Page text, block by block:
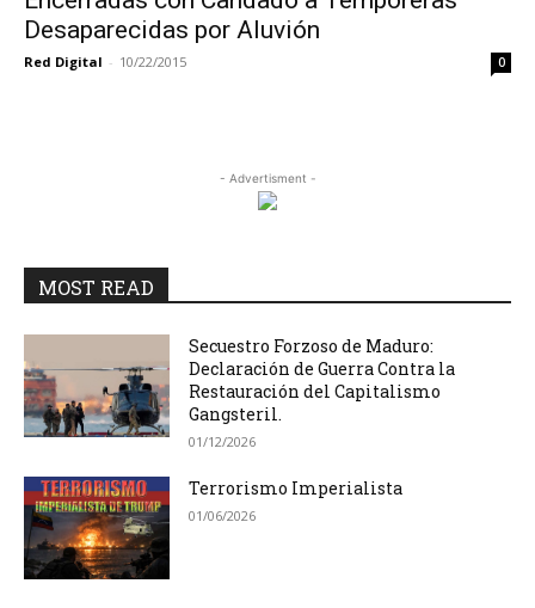
Desaparecidas por Aluvión
Red Digital - 10/22/2015 0
- Advertisment -
MOST READ
Secuestro Forzoso de Maduro:
Declaración de Guerra Contra la
Restauración del Capitalismo
Gangsteril.
01/12/2026
Terrorismo Imperialista
01/06/2026